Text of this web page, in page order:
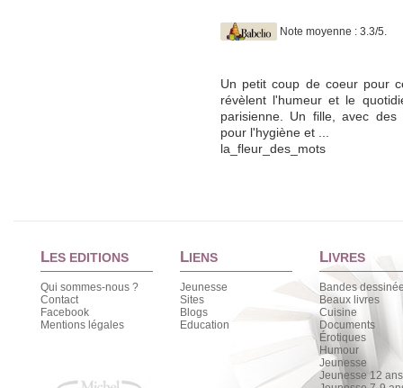
Note moyenne : 3.3/5.
Un petit coup de coeur pour
révèlent l'humeur et le
parisienne. Un fille, avec
pour l'hygiène et ...
la_fleur_des_mots
LES EDITIONS
Qui sommes-nous ?
Contact
Facebook
Mentions légales
LIENS
Jeunesse
Sites
Blogs
Education
LIVRES
Bandes
Beaux livres
Cuisine
Documents
Érotiques
Humour
Jeunesse
Jeunesse 12